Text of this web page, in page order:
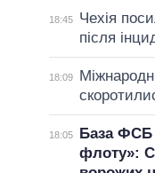
18:45
Чехія
після
18:09
18:05
База ФСБ
флоту»: